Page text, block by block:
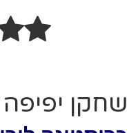
שחקן יפיפה